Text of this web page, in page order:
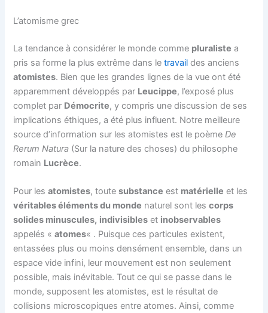
L’atomisme grec
La tendance à considérer le monde comme pluraliste a
pris sa forme la plus extrême dans letravail des anciens
atomistes. Bien que les grandes lignes de la vue ont été
apparemment développés par Leucippe, l’exposé plus
complet par Démocrite, y compris une discussion de ses
implications éthiques, a été plus influent. Notre meilleure
source d’information sur les atomistes est le poème De
Rerum Natura (Sur la nature des choses) du philosophe
romain Lucrèce.
Pour lesatomistes, toutesubstance est matérielle et les
véritables éléments du monde naturel sont lescorps
solides minuscules, indivisibles et inobservables
appelés «atomes« . Puisque ces particules existent,
entassées plus ou moins densément ensemble, dans un
espace vide infini, leur mouvement est non seulement
possible, mais inévitable. Tout ce qui se passe dans le
monde, supposent les atomistes, est le résultat de
collisions microscopiques entre atomes. Ainsi, comme